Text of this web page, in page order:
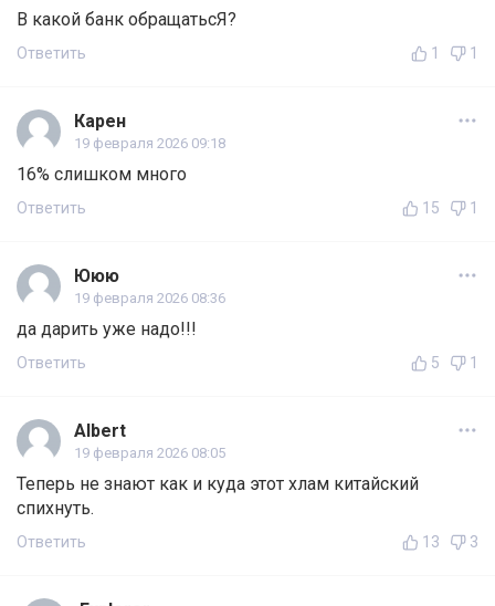
В какой банк обращатьсЯ?
Ответить 1 1
Карен
19 февраля 2026 09:18
16% слишком много
Ответить 15 1
Ююю
19 февраля 2026 08:36
да дарить уже надо!!!
Ответить 5 1
Albert
19 февраля 2026 08:05
Теперь не знают как и куда этот хлам китайский
спихнуть.
Ответить 13 3